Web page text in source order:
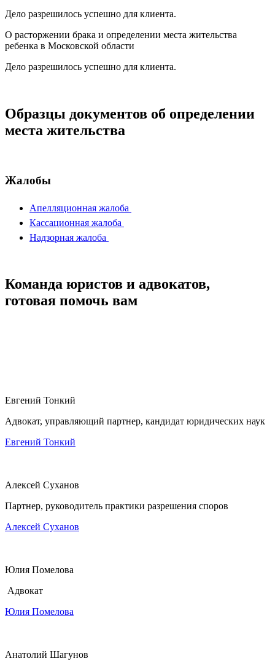
Дело разрешилось успешно для клиента.
О расторжении брака и определении места жительства
ребенка в Московской области
Дело разрешилось успешно для клиента.
Образцы документов об определении
места жительства
Жалобы
Апелляционная жалоба
Кассационная жалоба
Надзорная жалоба
Команда юристов и адвокатов,
готовая помочь вам
Евгений Тонкий
Адвокат, управляющий партнер, кандидат юридических наук
Евгений Тонкий
Алексей Суханов
Партнер, руководитель практики разрешения споров
Алексей Суханов
Юлия Помелова
Адвокат
Юлия Помелова
Анатолий Шагунов